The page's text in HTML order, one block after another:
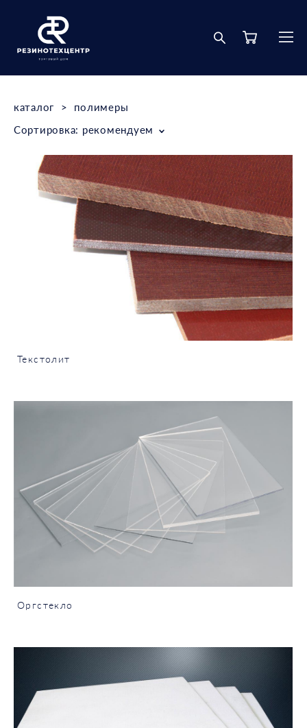
каталог >
полимеры
Сортировка: рекомендуем
Текстолит
Оргстекло